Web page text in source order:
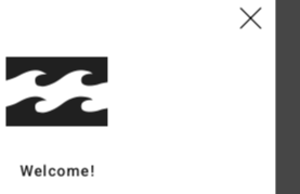
comprida com fecho frontal
Código de Cor
de 82% poliéster reciclado e
Welcome!